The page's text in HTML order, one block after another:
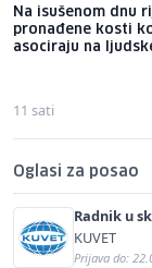
Na isušenom dnu
pronađene kosti
asociraju na
11 sati
Oglasi za posao
Radnik u
KUVET
Prijava do: